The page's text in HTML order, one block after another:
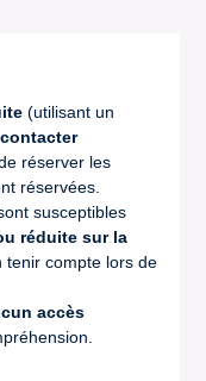
(utilisant un
contacter
réserver les
réservées.
susceptibles
réduite sur la
tenir compte lors de
accès